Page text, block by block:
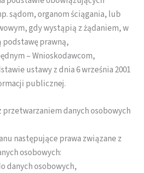
sądom, organom ściągania, lub
gdy wystąpią z żądaniem, w
prawną,
– Wnioskodawcom,
ustawy z dnia 6 września 2001
publicznej.
przetwarzaniem danych osobowych
następujące prawa związane z
osobowych:
danych osobowych,